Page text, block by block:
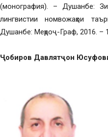
(монография). – Душанбе:
лингвистии номвожаҳои
Душанбе: Меҳроҷ-Граф, 2016. –
Ҷобиров Давлятҷон